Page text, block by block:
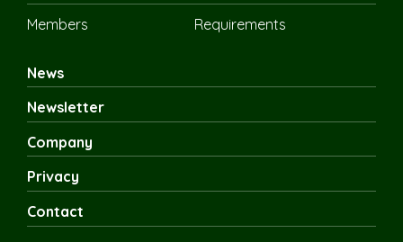
Members
Requirements
News
Newsletter
Company
Privacy
Contact